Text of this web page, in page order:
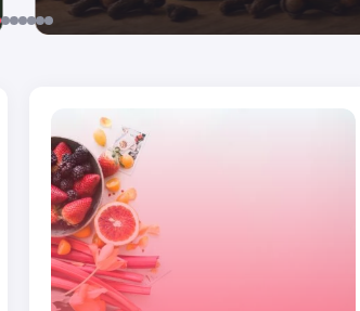
Par Théo Steinlen